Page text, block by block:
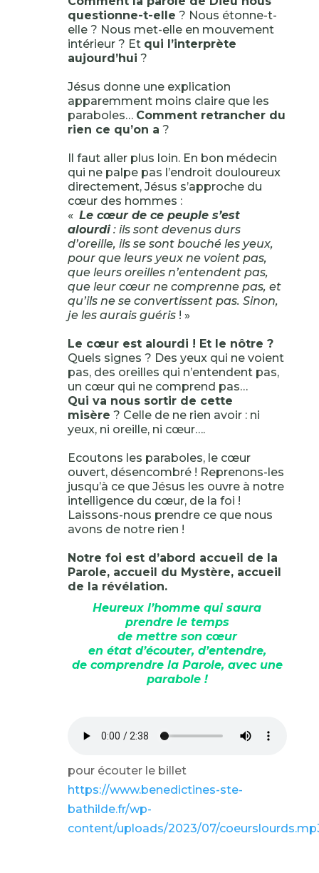
questionne-t-elle ? Nous étonne-t-
elle ? Nous met-elle en mouvement
intérieur ? Et qui l’interprète
aujourd’hui ?
Jésus donne une explication
apparemment moins claire que les
paraboles… Comment retrancher du
rien ce qu’on a ?
Il faut aller plus loin. En bon médecin
qui ne palpe pas l’endroit douloureux
directement, Jésus s’approche du
cœur des hommes :
« Le cœur de ce peuple s’est
alourdi: ils sont devenus durs
d’oreille, ils se sont bouché les yeux,
pour que leurs yeux ne voient pas,
que leurs oreilles n’entendent pas,
que leur cœur ne comprenne pas, et
qu’ils ne se convertissent pas. Sinon,
je les aurais guéris! »
Le cœur est alourdi ! Et le nôtre ?
Quels signes ? Des yeux qui ne voient
pas, des oreilles qui n’entendent pas,
un cœur qui ne comprend pas…
Qui va nous sortir de cette
misère ? Celle de ne rien avoir : ni
yeux, ni oreille, ni cœur….
Ecoutons les paraboles, le cœur
ouvert, désencombré ! Reprenons-les
jusqu’à ce que Jésus les ouvre à notre
intelligence du cœur, de la foi !
Laissons-nous prendre ce que nous
avons de notre rien !
Notre foi est d’abord accueil de la
Parole, accueil du Mystère, accueil
de la révélation.
Heureux l’homme qui saura
prendre le temps
de mettre son cœur
en état d’écouter, d’entendre,
de comprendre la Parole, avec une
parabole !
pour écouter le billet
https://www.benedictines-ste-
bathilde.fr/wp-
content/uploads/2023/07/